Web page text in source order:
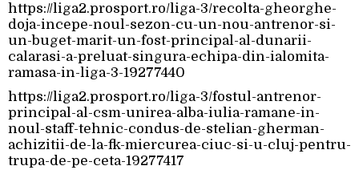
https://liga2.prosport.ro/liga-3/recolta-gheorghe-
doja-incepe-noul-sezon-cu-un-nou-antrenor-si-
un-buget-marit-un-fost-principal-al-dunarii-
calarasi-a-preluat-singura-echipa-din-ialomita-
ramasa-in-liga-3-19277440
https://liga2.prosport.ro/liga-3/fostul-antrenor-
principal-al-csm-unirea-alba-iulia-ramane-in-
noul-staff-tehnic-condus-de-stelian-gherman-
achizitii-de-la-fk-miercurea-ciuc-si-u-cluj-pentru-
trupa-de-pe-ceta-19277417